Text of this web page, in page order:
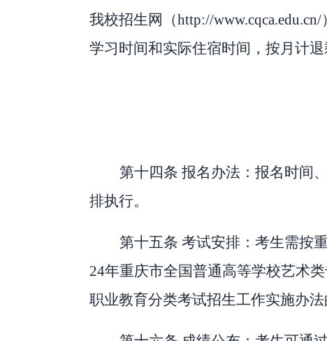
我校招生网（http://www.cqca.edu.cn/
学习时间和实际住宿时间，按月计退
第十四条 报名办法：报名时间
排执行。
第十五条 考试安排：考生需按
24年重庆市全国普通高等学校艺术
职业教育分类考试招生工作实施办